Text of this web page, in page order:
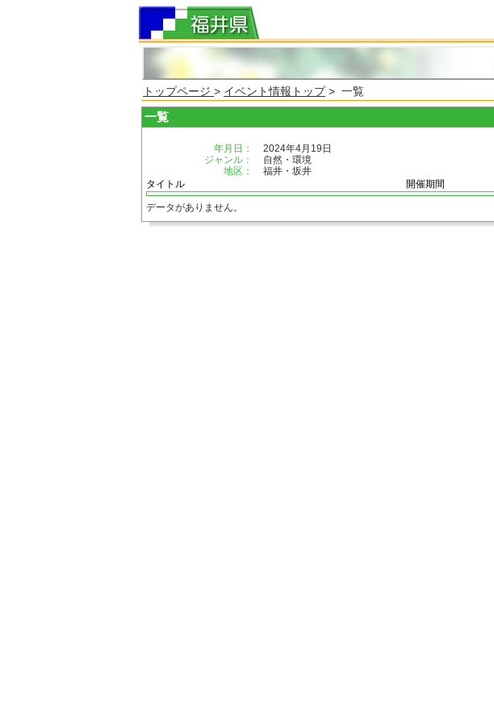
トップページ > イベント情報トップ> 一覧
一覧
年月日：
2024年4月19日
ジャンル：
自然・環境
地区：
福井・坂井
タイトル
開催期間
データがありません。